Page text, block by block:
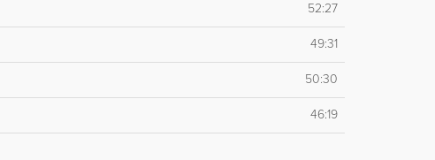
52:27
49:31
50:30
46:19